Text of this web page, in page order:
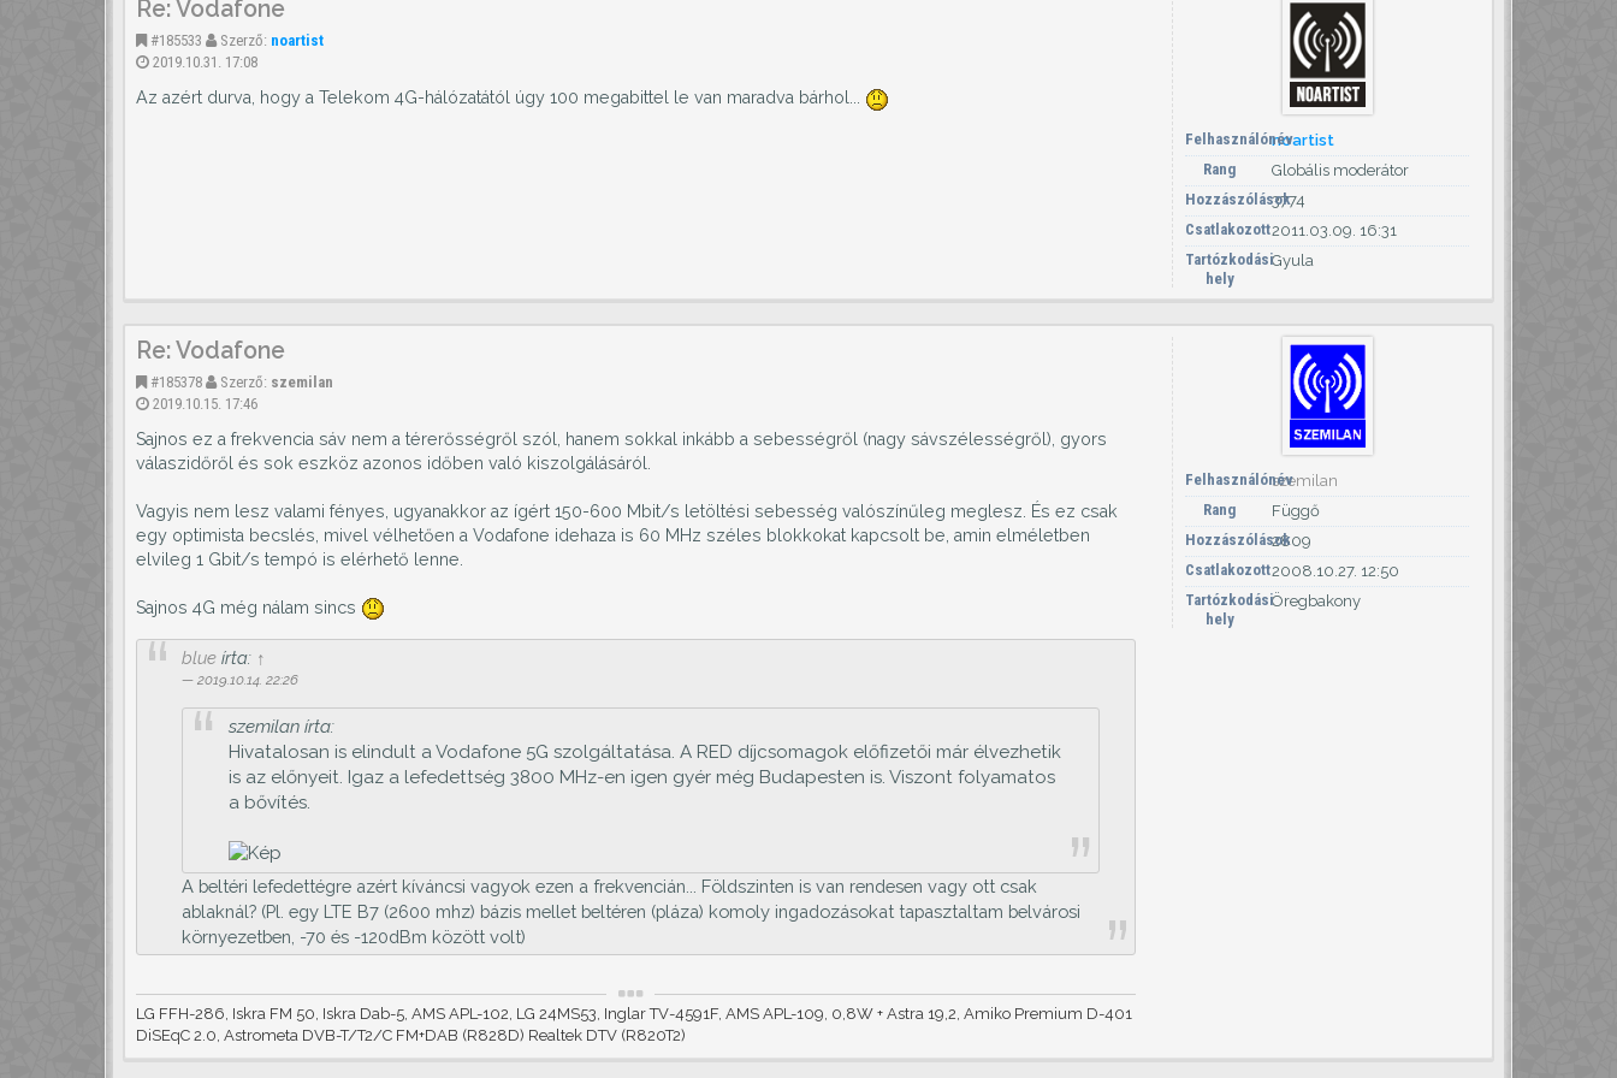
Re: Vodafone
#185533 Szerző: noartist
2019.10.31. 17:08
Az azért durva, hogy a Telekom 4G-hálózatától úgy 100 megabittel le van maradva bárhol...
Felhasználónévnoartist
Rang
Globális moderátor
Hozzászólások
3774
Csatlakozott2011.03.09. 16:31
Tartózkodási
hely
Gyula
Re: Vodafone
#185378 Szerző: szemilan
2019.10.15. 17:46
Sajnos ez a frekvencia sáv nem a térerősségről szól, hanem sokkal inkább a sebességről (nagy sávszélességről), gyors
válaszidőről és sok eszköz azonos időben való kiszolgálásáról.
Vagyis nem lesz valami fényes, ugyanakkor az ígért 150-600 Mbit/s letöltési sebesség valószínűleg meglesz. És ez csak
egy optimista becslés, mivel vélhetően a Vodafone idehaza is 60 MHz széles blokkokat kapcsolt be, amin elméletben
elvileg 1 Gbit/s tempó is elérhető lenne.
Sajnos 4G még nálam sincs
blueírta: ↑
2019.10.14. 22:26
szemilan írta:
Hivatalosan is elindult a Vodafone 5G szolgáltatása. A RED díjcsomagok előfizetői már élvezhetik
is az előnyeit. Igaz a lefedettség 3800 MHz-en igen gyér még Budapesten is. Viszont folyamatos
a bővítés.
A beltéri lefedettégre azért kíváncsi vagyok ezen a frekvencián... Földszinten is van rendesen vagy ott csak
ablaknál? (Pl. egy LTE B7 (2600 mhz) bázis mellet beltéren (pláza) komoly ingadozásokat tapasztaltam belvárosi
környezetben, -70 és -120dBm között volt)
LG FFH-286, Iskra FM 50, Iskra Dab-5, AMS APL-102, LG 24MS53, Inglar TV-4591F, AMS APL-109, 0,8W + Astra 19,2, Amiko Premium D-401
DiSEqC 2.0, Astrometa DVB-T/T2/C FM+DAB (R828D) Realtek DTV (R820T2)
Felhasználónévszemilan
Rang
Függő
Hozzászólások2809
Csatlakozott2008.10.27. 12:50
Tartózkodási
hely
Öregbakony